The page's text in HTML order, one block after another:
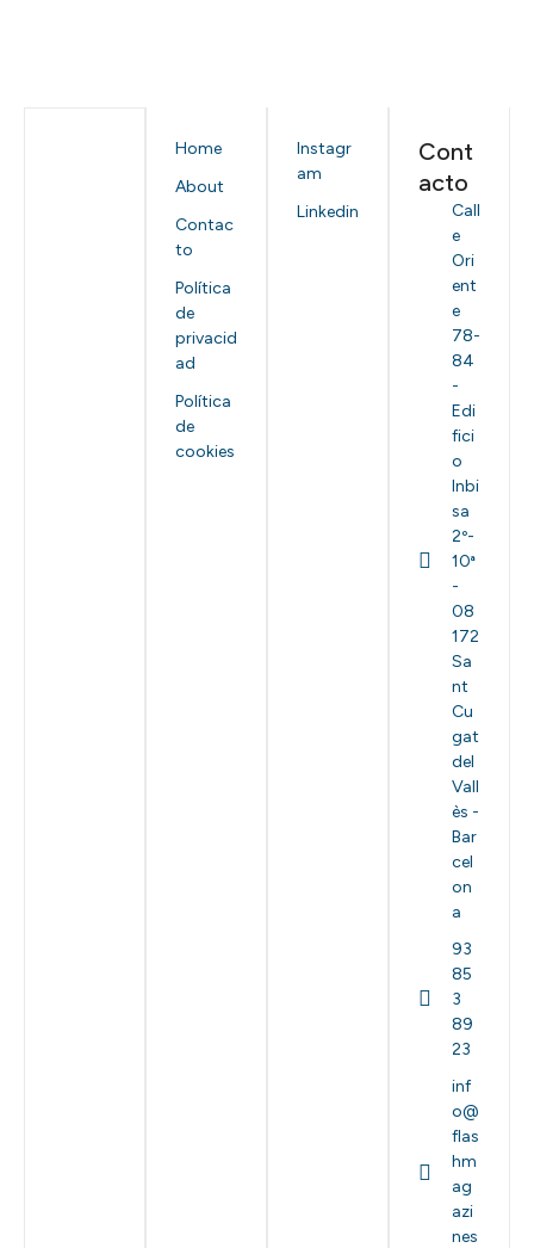
Home
About
Contac
to
Política
de
privacid
ad
Política
de
cookies
Instagr
am
Linkedin
Cont
acto
Call
e
Ori
ent
e
78-
84
-
Edi
fici
o
Inbi
sa
2º-
10ª
-
08
172
Sa
nt
Cu
gat
del
Vall
ès -
Bar
cel
on
a
93
85
3
89
23
inf
o@
flas
hm
ag
azi
nes